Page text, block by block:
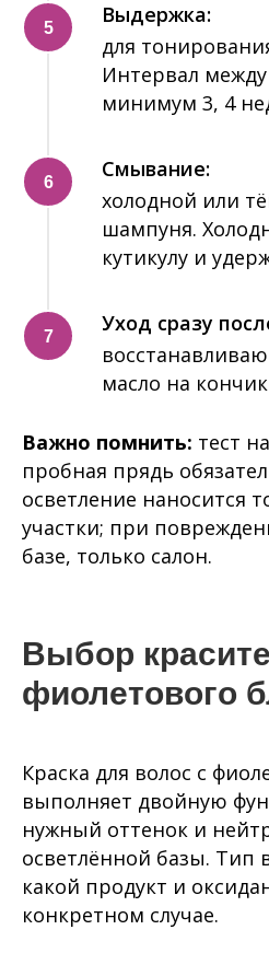
Выдержка:
для
Интервал
минимум 3, 4
Смывание:
холодной или
шампуня.
кутикулу и
Уход сразу
масло на
Важно помнить: тест
пробная прядь
осветление наносится
участки; при
базе, только салон.
Выбор
фиолетового
Краска для волос с
выполняет двойную
нужный оттенок и
осветлённой базы. Тип
какой продукт и
конкретном случае.